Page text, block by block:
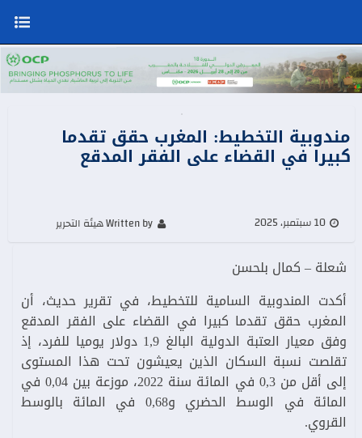
مندوبية التخطيط: المغرب حقق تقدما
كبيرا في القضاء على الفقر المدقع
10 سبتمبر، 2025
شعلة – كمال بلحسن
أكدت المندوبية السامية للتخطيط، في تقرير حديث، أن
المغرب حقق تقدما كبيرا في القضاء على الفقر المدقع
وفق معيار العتبة الدولية البالغ 1,9 دولار يوميا للفرد، إذ
تقلصت نسبة السكان الذين يعيشون تحت هذا المستوى
إلى أقل من 0,3 في المائة سنة 2022، موزعة بين 0,04 في
المائة في الوسط الحضري و0,68 في المائة بالوسط
القروي.